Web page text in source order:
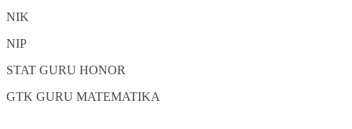
NIK
NIP
STAT GURU HONOR
GTK GURU MATEMATIKA